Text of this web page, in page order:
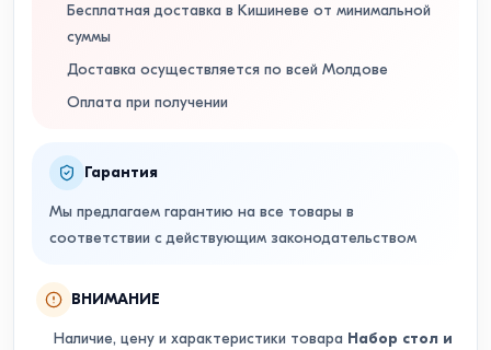
Бесплатная доставка в Кишиневе от минимальной
суммы
Доставка осуществляется по всей Молдове
Оплата при получении
Гарантия
Мы предлагаем гарантию на все товары в
соответствии с действующим законодательством
ВНИМАНИЕ
Наличие, цену и характеристики товара Набор стол и